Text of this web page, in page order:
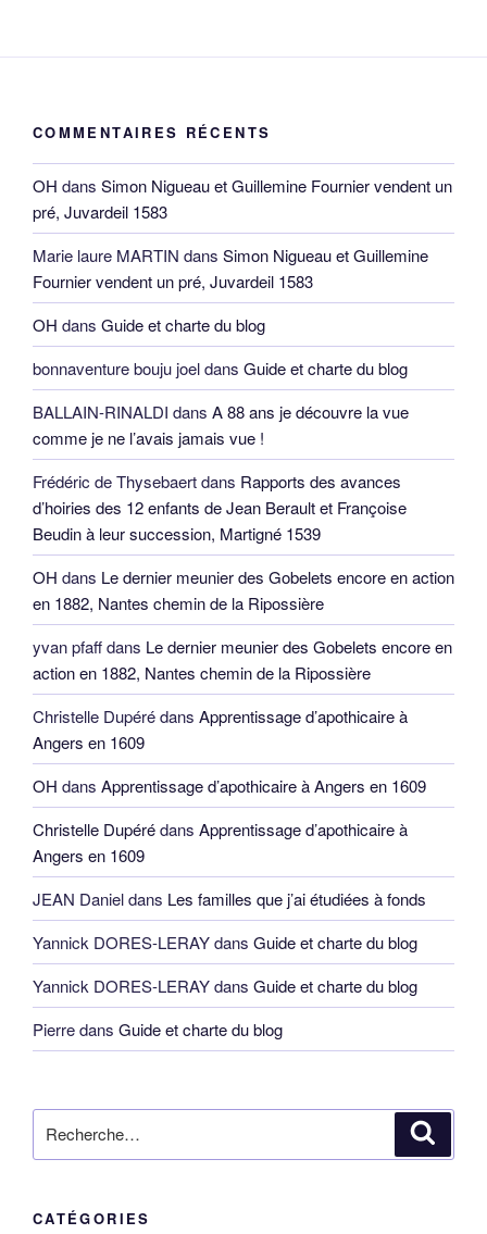
COMMENTAIRES RÉCENTS
OH dans Simon Nigueau et Guillemine Fournier vendent un
pré, Juvardeil 1583
Marie laure MARTIN dans Simon Nigueau et Guillemine
Fournier vendent un pré, Juvardeil 1583
OH dans Guide et charte du blog
bonnaventure bouju joeldans Guide et charte du blog
BALLAIN-RINALDI dans A 88 ans je découvre la vue
comme je ne l’avais jamais vue !
Frédéric de Thysebaertdans Rapports des avances
d’hoiries des 12 enfants de Jean Berault et Françoise
Beudin à leur succession, Martigné 1539
OH dans Le dernier meunier des Gobelets encore en action
en 1882, Nantes chemin de la Ripossière
yvan pfaffdans Le dernier meunier des Gobelets encore en
action en 1882, Nantes chemin de la Ripossière
Christelle Dupérédans Apprentissage d’apothicaire à
Angers en 1609
OH dans Apprentissage d’apothicaire à Angers en 1609
Christelle Dupérédans Apprentissage d’apothicaire à
Angers en 1609
JEAN Danieldans Les familles que j’ai étudiées à fonds
Yannick DORES-LERAYdans Guide et charte du blog
Yannick DORES-LERAYdans Guide et charte du blog
Pierredans Guide et charte du blog
pour
CATÉGORIES